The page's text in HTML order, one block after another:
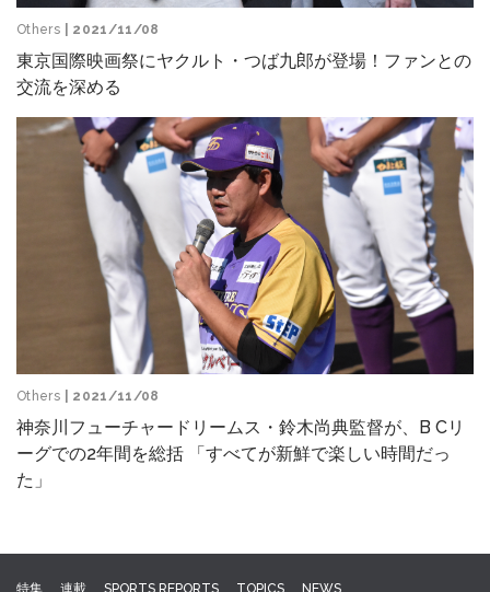
Others | 2021/11/08
東京国際映画祭にヤクルト・つば九郎が登場！ファンとの
交流を深める
Others | 2021/11/08
神奈川フューチャードリームス・鈴木尚典監督が、B Cリ
ーグでの2年間を総括 「すべてが新鮮で楽しい時間だっ
た」
特集 連載 SPORTS REPORTS TOPICS NEWS